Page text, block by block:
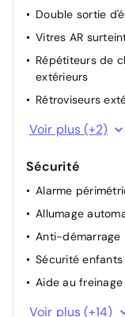
Ecran couleur
Eclairage
Console de
Double sortie
Vitres AR
Répétiteurs de
extérieurs
Rétroviseurs
Rétroviseurs
Voir plus (+2)
Sécurité
Alarme
Allumage
Anti-démarrage
Sécurité
Aide au
Contrôle de la
Voir plus (+14)